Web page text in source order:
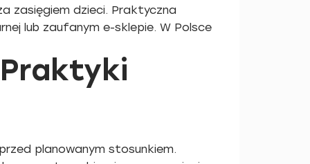
zasięgiem dzieci. Praktyczna
lub zaufanym e-sklepie. W Polsce
planowanym stosunkiem.